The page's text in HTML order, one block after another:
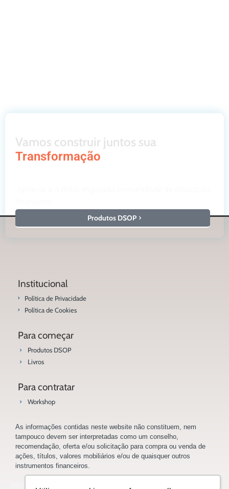
Vamos construir juntos sua
Transformação
Produtos DSOP
Institucional
Política de Privacidade
Política de Cookies
Para começar
Produtos DSOP
Livros
Para contratar
Workshop
As informações contidas neste website não constituem, nem
tampouco devem ser interpretadas como um conselho,
recomendação, oferta e/ou solicitação para compra ou venda de
ações, títulos, valores mobiliários e/ou de quaisquer outros
instrumentos financeiros.